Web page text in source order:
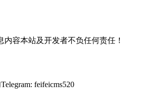
容本站及开发者不负任何责任！
feifeicms520